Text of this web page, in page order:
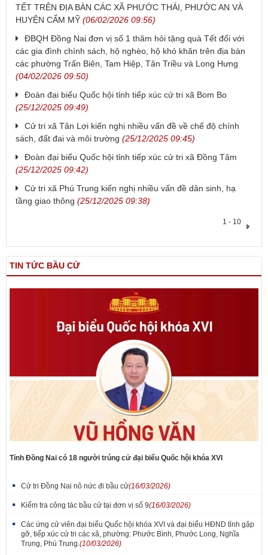
TẾT TRÊN ĐỊA BÀN CÁC XÃ PHƯỚC THÁI, PHƯỚC AN VÀ
HUYỆN CẨM MỸ (06/02/2026 09:56)
ĐBQH Đồng Nai đơn vị số 1 thăm hỏi tặng quà Tết đối với
các gia đình chính sách, hộ nghèo, hộ khó khăn trên địa bàn
các phường Trấn Biên, Tam Hiệp, Tân Triều và Long Hưng
(04/02/2026 09:50)
Đoàn đại biểu Quốc hội tỉnh tiếp xúc cử tri xã Bom Bo
(25/12/2025 09:49)
Cử tri xã Tân Lợi kiến nghị nhiều vấn đề về chế độ chính
sách, đất đai và môi trường (25/12/2025 09:45)
Đoàn đại biểu Quốc hội tỉnh tiếp xúc cử tri xã Đồng Tâm
(25/12/2025 09:42)
Cử tri xã Phú Trung kiến nghị nhiều vấn đề dân sinh, hạ
tầng giao thông (25/12/2025 09:38)
1 - 10
TIN TỨC BẦU CỬ
Tỉnh Đồng Nai có 18 người trúng cử đại biểu Quốc hội khóa XVI
Cử tri Đồng Nai nô nức đi bầu cử(16/03/2026)
Kiểm tra công tác bầu cử tại đơn vị số 9(16/03/2026)
Các ứng cử viên đại biểu Quốc hội khóa XVI và đại biểu HĐND tỉnh gặp
gỡ, tiếp xúc cử tri các xã, phường: Phước Bình, Phước Long, Nghĩa
Trung, Phú Trung.(10/03/2026)